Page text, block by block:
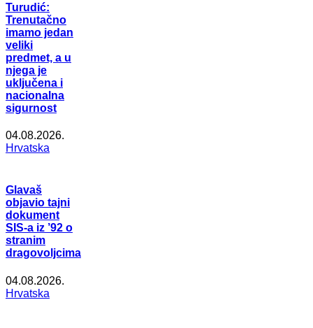
Turudić:
Trenutačno
imamo jedan
veliki
predmet, a u
njega je
uključena i
nacionalna
sigurnost
04.08.2026.
Hrvatska
Glavaš
objavio tajni
dokument
SIS-a iz ’92 o
stranim
dragovoljcima
04.08.2026.
Hrvatska